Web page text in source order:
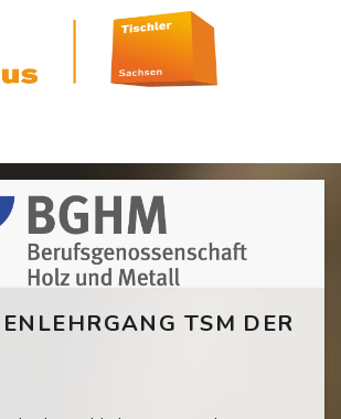
überspringen
TSM DER